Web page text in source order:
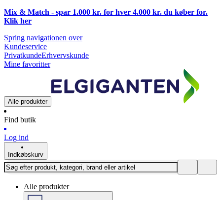
Mix & Match - spar 1.000 kr. for hver 4.000 kr. du køber for.
Klik her
Spring navigationen over
Kundeservice
PrivatkundeErhvervskunde
Mine favoritter
Alle produkter
Find butik
Log ind
Indkøbskurv
Alle produkter